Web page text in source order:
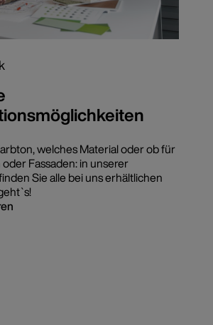
welches Material oder ob für
Fassaden: in unserer
Sie alle bei uns erhältlichen